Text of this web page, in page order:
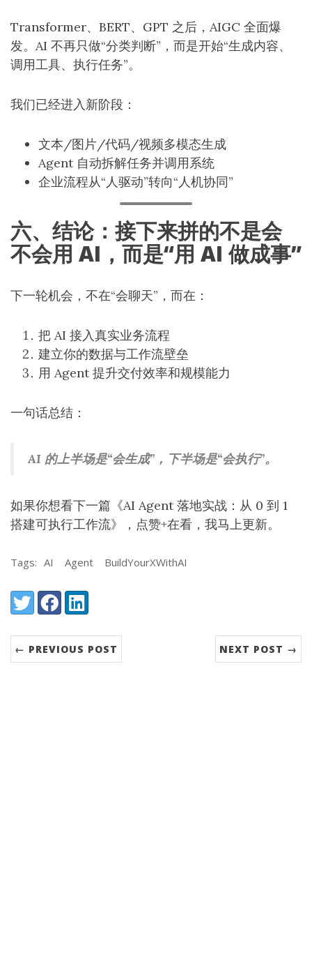
Transformer、BERT、GPT 之后，AIGC 全面爆
发。AI 不再只做“分类判断”，而是开始“生成内容、
调用工具、执行任务”。
我们已经进入新阶段：
文本/图片/代码/视频多模态生成
Agent 自动拆解任务并调用系统
企业流程从“人驱动”转向“人机协同”
六、结论：接下来拼的不是会
不会用 AI，而是“用 AI 做成事”
下一轮机会，不在“会聊天”，而在：
把 AI 接入真实业务流程
建立你的数据与工作流壁垒
用 Agent 提升交付效率和规模能力
一句话总结：
AI 的上半场是“会生成”，下半场是“会执行”。
如果你想看下一篇《AI Agent 落地实战：从 0 到 1
搭建可执行工作流》，点赞+在看，我马上更新。
Tags: AI Agent BuildYourXWithAI
Share:
TwitterFacebookLinkedIn
← PREVIOUS POST NEXT POST →